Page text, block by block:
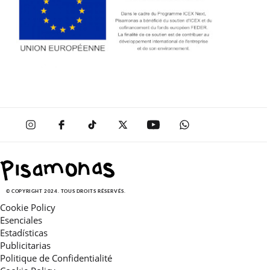
© COPYRIGHT 2024. TOUS DROITS RÉSERVÉS.
Cookie Policy
Esenciales
Estadísticas
Publicitarias
Politique de Confidentialité